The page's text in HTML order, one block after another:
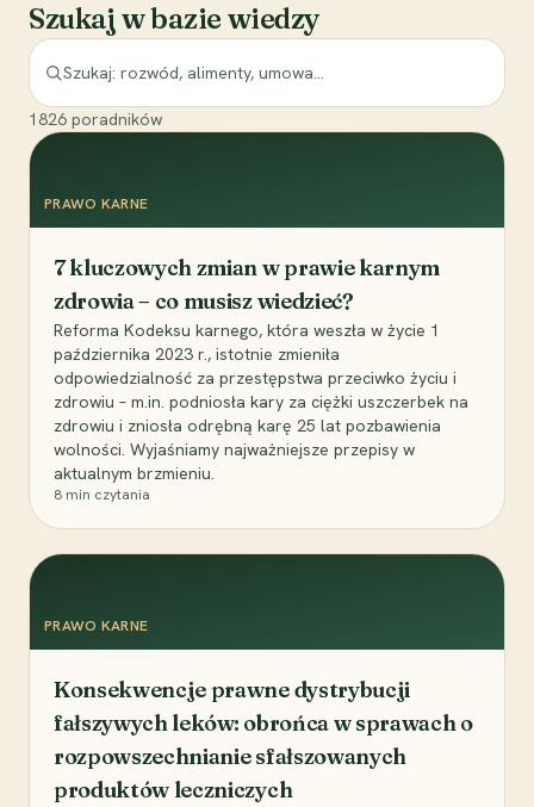
Szukaj w bazie wiedzy
1826 poradników
PRAWO KARNE
7 kluczowych zmian w prawie karnym
zdrowia – co musisz wiedzieć?
Reforma Kodeksu karnego, która weszła w życie 1
października 2023 r., istotnie zmieniła
odpowiedzialność za przestępstwa przeciwko życiu i
zdrowiu – m.in. podniosła kary za ciężki uszczerbek na
zdrowiu i zniosła odrębną karę 25 lat pozbawienia
wolności. Wyjaśniamy najważniejsze przepisy w
aktualnym brzmieniu.
8 min czytania
PRAWO KARNE
Konsekwencje prawne dystrybucji
fałszywych leków: obrońca w sprawach o
rozpowszechnianie sfałszowanych
produktów leczniczych